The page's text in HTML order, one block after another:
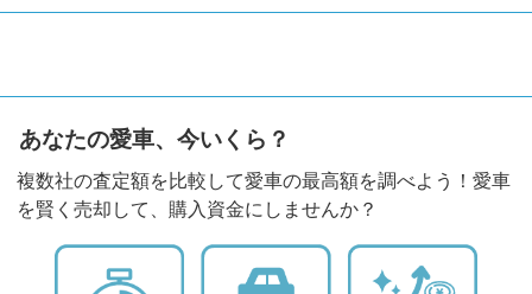
あなたの愛車、今いくら？
複数社の査定額を比較して愛車の最高額を調べよう！愛車
を賢く売却して、購入資金にしませんか？